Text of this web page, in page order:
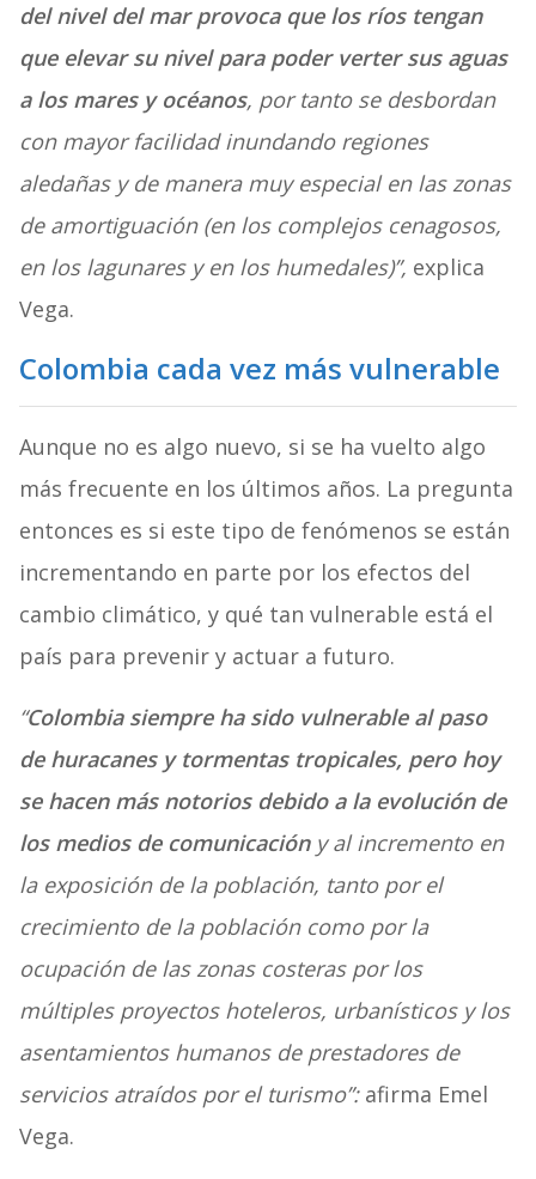
del nivel del mar provoca que los ríos tengan
que elevar su nivel para poder verter sus aguas
a los mares y océanos, por tanto se desbordan
con mayor facilidad inundando regiones
aledañas y de manera muy especial en las zonas
de amortiguación (en los complejos cenagosos,
en los lagunares y en los humedales)”, explica
Vega.
Colombia cada vez más vulnerable
Aunque no es algo nuevo, si se ha vuelto algo
más frecuente en los últimos años. La pregunta
entonces es si este tipo de fenómenos se están
incrementando en parte por los efectos del
cambio climático, y qué tan vulnerable está el
país para prevenir y actuar a futuro.
“Colombia siempre ha sido vulnerable al paso
de huracanes y tormentas tropicales, pero hoy
se hacen más notorios debido a la evolución de
los medios de comunicacióny al incremento en
la exposición de la población, tanto por el
crecimiento de la población como por la
ocupación de las zonas costeras por los
múltiples proyectos hoteleros, urbanísticos y los
asentamientos humanos de prestadores de
servicios atraídos por el turismo”: afirma Emel
Vega.